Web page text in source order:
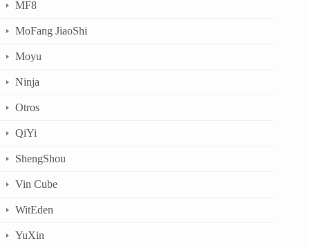
MF8
MoFang JiaoShi
Moyu
Ninja
Otros
QiYi
ShengShou
Vin Cube
WitEden
YuXin